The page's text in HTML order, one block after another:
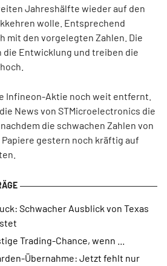
Jahreshälfte wieder auf den
wolle. Entsprechend
mit den vorgelegten Zahlen. Die
Entwicklung und treiben die
Infineon-Aktie noch weit entfernt.
News von STMicroelectronics die
die schwachen Zahlen von
gestern noch kräftig auf
Schwacher Ausblick von Texas
Trading-Chance, wenn ...
Übernahme: Jetzt fehlt nur